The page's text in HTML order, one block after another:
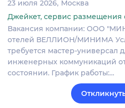
23 июля 2026 Москва
Джейкет, сервис размещения
Вакансия компании: ООО
отелей ВЕЛЛИОН/МИНИМА
требуется мастер-универсал
инженерных коммуникаций
состоянии. График работы:…